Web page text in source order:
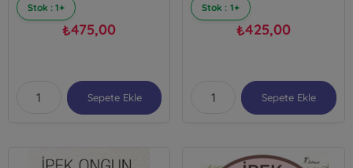
Stok : 1+
₺475,00
Sepete Ekle
Stok : 1+
₺425,00
Sepete Ekle